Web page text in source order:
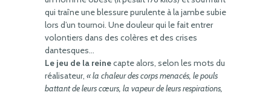
qui traîne une blessure purulente à la jambe subie
lors d’un tournoi. Une douleur qui le fait entrer
volontiers dans des colères et des crises
dantesques…
Le jeu de la reinecapte alors, selon les mots du
réalisateur, « la chaleur des corps menacés, le pouls
battant de leurs cœurs, la vapeur de leurs respirations,